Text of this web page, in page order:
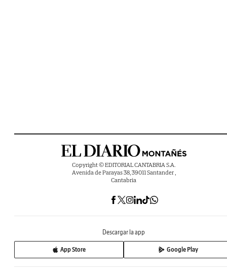
Copyright © EDITORIAL CANTABRIA S.A.
Avenida de Parayas 38, 39011 Santander ,
Cantabria
Descargar la app
App Store Google Play